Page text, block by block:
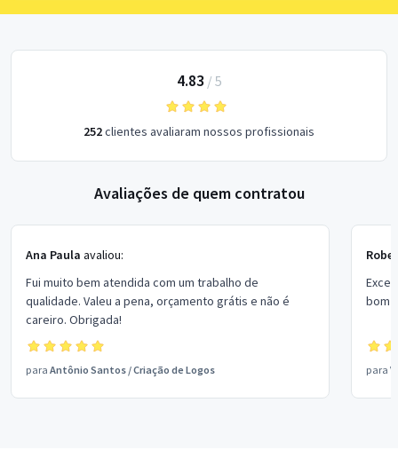
4.83 / 5
252clientes avaliaram nossos profissionais
Avaliações de quem contratou
Ana Paula avaliou:
Fui muito bem atendida com um trabalho de
qualidade. Valeu a pena, orçamento grátis e não é
careiro. Obrigada!
para Antônio Santos /Criação de Logos
bom
para